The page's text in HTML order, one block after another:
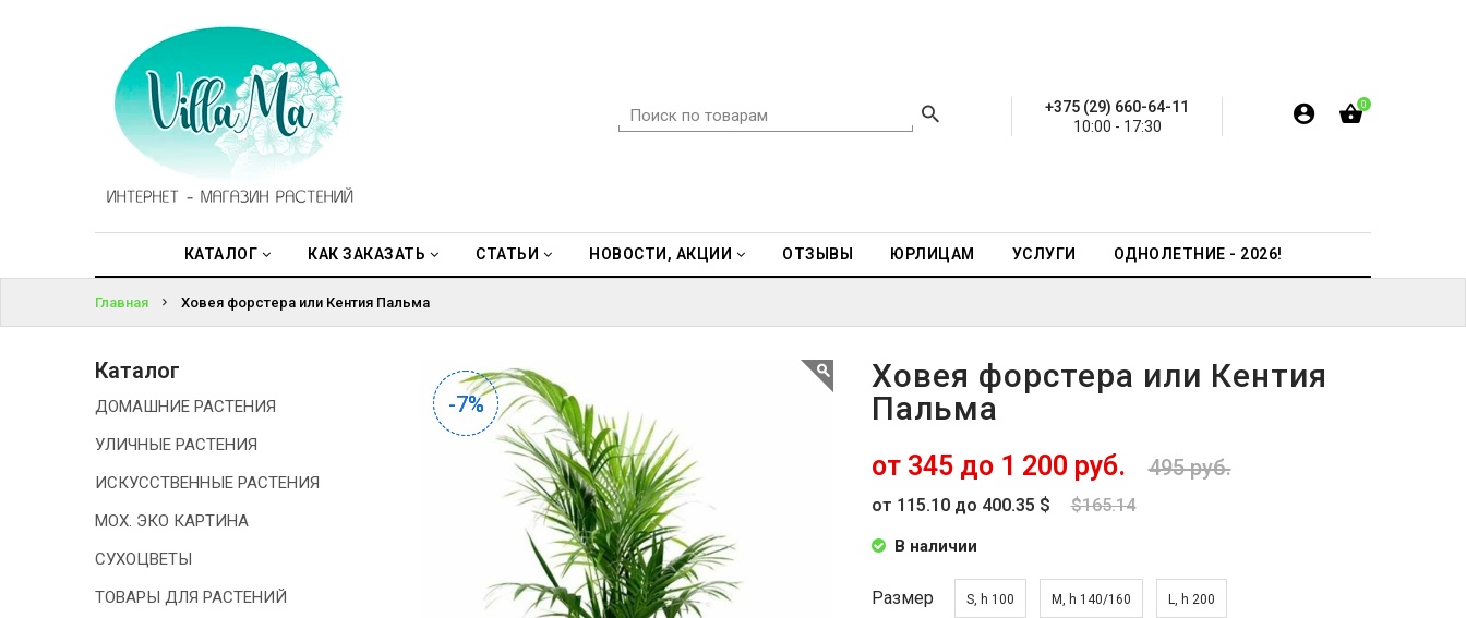
+375 (29) 660-64-11
10:00 - 17:30
0
КАТАЛОГ КАК ЗАКАЗАТЬ СТАТЬИ НОВОСТИ, АКЦИИ ОТЗЫВЫ ЮРЛИЦАМ УСЛУГИ ОДНОЛЕТНИЕ - 2026!
ЮРЛИЦАМ
ВОЙТИ
ПАРОЛЬ?
Главная Ховея форстера или Кентия Пальма
-7%
-7%
Ховея форстера или Кентия
Пальма
от 345 до 1 200 руб. 495 руб.
от 115.10 до 400.35 $ $165.14
В наличии
Размер S, h 100 M, h 140/160 L, h 200
Каталог
ДОМАШНИЕ РАСТЕНИЯ
УЛИЧНЫЕ РАСТЕНИЯ
ИСКУССТВЕННЫЕ РАСТЕНИЯ
МОХ. ЭКО КАРТИНА
СУХОЦВЕТЫ
ТОВАРЫ ДЛЯ РАСТЕНИЙ